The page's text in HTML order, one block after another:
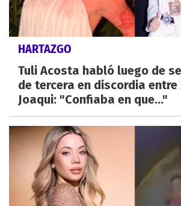
HARTAZGO
Tuli Acosta habló luego de
de tercera en discordia entre
Joaqui: "Confiaba en que..."